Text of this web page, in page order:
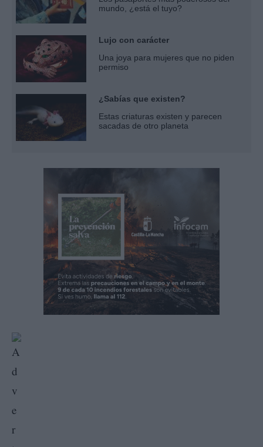
mundo, ¿está el tuyo?
Lujo con carácter
Una joya para mujeres que no piden
permiso
¿Sabías que existen?
Estas criaturas existen y parecen
sacadas de otro planeta